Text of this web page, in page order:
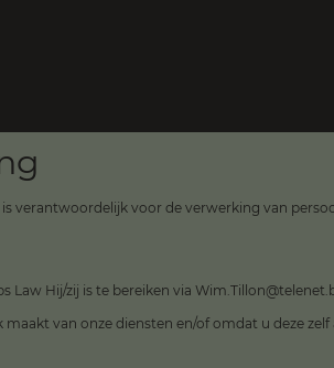
verantwoordelijk voor de verwerking van
Law Hij/zij is te bereiken via
van onze diensten en/of omdat u deze